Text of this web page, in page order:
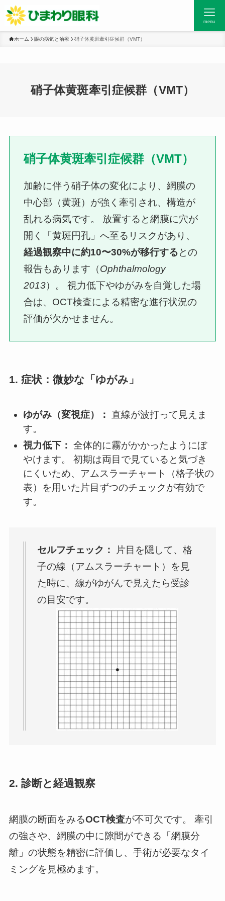
menu
ホーム 眼の病気と治療 硝子体黄斑牽引症候群（VMT）
硝子体黄斑牽引症候群（VMT）
硝子体黄斑牽引症候群（VMT）
加齢に伴う硝子体の変化により、網膜の
中心部（黄斑）が強く牽引され、構造が
乱れる病気です。 放置すると網膜に穴が
開く「黄斑円孔」へ至るリスクがあり、
経過観察中に約10〜30%が移行するとの
報告もあります（Ophthalmology
2013）。 視力低下やゆがみを自覚した場
合は、OCT検査による精密な進行状況の
評価が欠かせません。
1. 症状：微妙な「ゆがみ」
ゆがみ（変視症）：
直線が波打って見えま
す。
視力低下： 全体的に霧がかかったようにぼ
やけます。 初期は両目で見ていると気づき
にくいため、アムスラーチャート（格子状の
表）を用いた片目ずつのチェックが有効で
す。
セルフチェック：
片目を隠して、格
子の線（アムスラーチャート）を見
た時に、線がゆがんで見えたら受診
の目安です。
2. 診断と経過観察
網膜の断面をみるOCT検査が不可欠です。 牽引
の強さや、網膜の中に隙間ができる「網膜分
離」の状態を精密に評価し、手術が必要なタイ
ミングを見極めます。